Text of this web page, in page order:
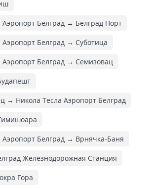
Аэропорт Белград → Белград Порт
Аэропорт Белград → Суботица
Аэропорт Белград → Семизовац
→ Никола Тесла Аэропорт Белград
Аэропорт Белград → Врнячка-Баня
Железнодорожная Cтанция
Гора